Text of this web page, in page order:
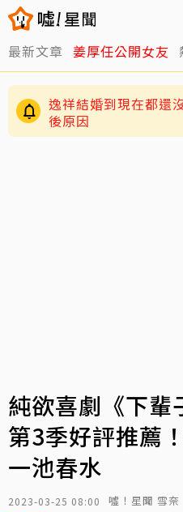
最新文章 姜厚任公開女友
逸祥結婚到現在都還
後原因
純欲喜劇《下輩
第3季好評推薦
一池春水
2023-03-25 08:00 噓！星聞 雪奈